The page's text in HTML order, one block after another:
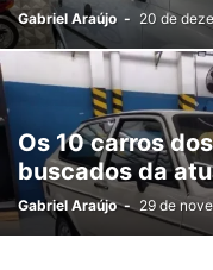
Gabriel Araújo - 20 de
Os 10 carros
buscados da
Gabriel Araújo - 29 de